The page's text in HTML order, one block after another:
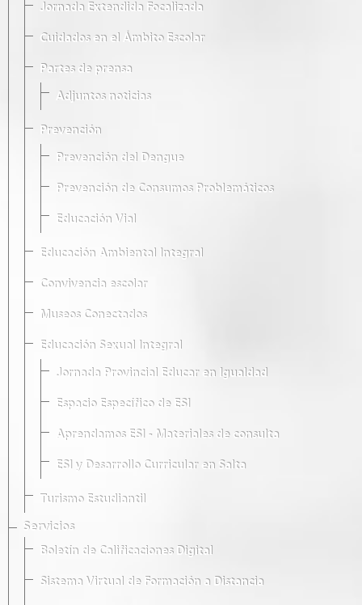
Jornada Extendida Focalizada
Cuidados en el Ámbito Escolar
Partes de prensa
Adjuntos noticias
Prevención
Prevención del Dengue
Prevención de Consumos Problemáticos
Educación Vial
Educación Ambiental Integral
Convivencia escolar
Museos Conectados
Educación Sexual Integral
Jornada Provincial Educar en Igualdad
Espacio Específico de ESI
Aprendamos ESI - Materiales de consulta
ESI y Desarrollo Curricular en Salta
Turismo Estudiantil
Servicios
Boletín de Calificaciones Digital
Sistema Virtual de Formación a Distancia